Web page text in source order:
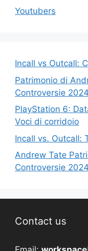
Youtubers
Incall vs Outcall:
Patrimonio di
Controversie 2024
PlayStation 6:
Voci di corridoio
Incall vs. Outcall:
Andrew Tate
Controversie 2024
Contact us